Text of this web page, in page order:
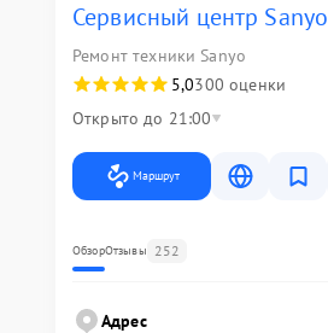
Сервисный центр Sanyo
Ремонт техники Sanyo
5,0300 оценки
Открыто до 21:00
Маршрут
ОбзорОтзывы 252
Адрес